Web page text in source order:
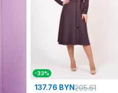
-33%
137.76 BYN205.61